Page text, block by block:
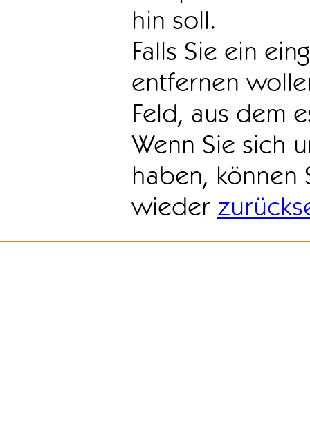
hin soll.
Falls Sie ein
entfernen
Feld, aus dem
Wenn Sie sich
haben, können
wieder